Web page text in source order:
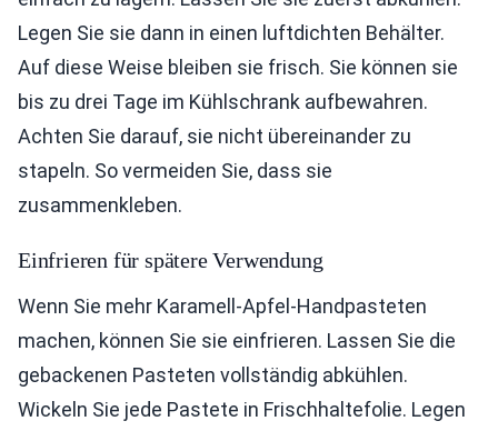
Legen Sie sie dann in einen luftdichten Behälter.
Auf diese Weise bleiben sie frisch. Sie können sie
bis zu drei Tage im Kühlschrank aufbewahren.
Achten Sie darauf, sie nicht übereinander zu
stapeln. So vermeiden Sie, dass sie
zusammenkleben.
Einfrieren für spätere Verwendung
Wenn Sie mehr Karamell-Apfel-Handpasteten
machen, können Sie sie einfrieren. Lassen Sie die
gebackenen Pasteten vollständig abkühlen.
Wickeln Sie jede Pastete in Frischhaltefolie. Legen